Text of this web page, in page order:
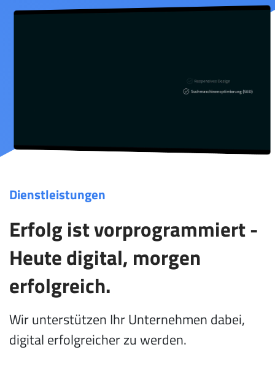
Dienstleistungen
Erfolg ist vorprogrammiert -
Heute digital, morgen
erfolgreich.
Wir unterstützen Ihr Unternehmen dabei,
digital erfolgreicher zu werden.